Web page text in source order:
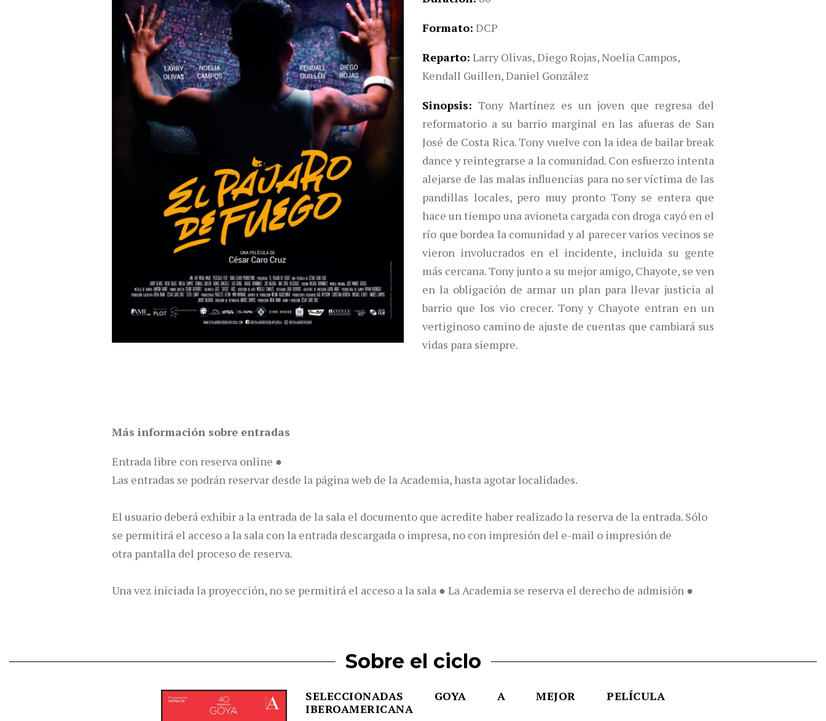
Formato DCP
Reparto Larry Olivas, Diego Rojas, Noelia Campos,
Kendall Guillen, Daniel González
Sinopsis
Tony Martínez es un joven que regresa del
reformatorio a su barrio marginal en las afueras de San
José de Costa Rica. Tony vuelve con la idea de bailar break
dance y reintegrarse a la comunidad. Con esfuerzo intenta
alejarse de las malas influencias para no ser víctima de las
pandillas locales, pero muy pronto Tony se entera que
hace un tiempo una avioneta cargada con droga cayó en el
río que bordea la comunidad y al parecer varios vecinos se
vieron involucrados en el incidente, incluida su gente
más cercana. Tony junto a su mejor amigo, Chayote, se ven
en la obligación de armar un plan para llevar justicia al
barrio que los vio crecer. Tony y Chayote entran en un
vertiginoso camino de ajuste de cuentas que cambiará sus
vidas para siempre.
Más información sobre entradas
Entrada libre con reserva online ●
Las entradas se podrán reservar desde la página web de la Academia, hasta agotar localidades.
El usuario deberá exhibir a la entrada de la sala el documento que acredite haber realizado la reserva de la entrada. Sólo
se permitirá el acceso a la sala con la entrada descargada o impresa, no con impresión del e-mail o impresión de
otra pantalla del proceso de reserva.
Una vez iniciada la proyección, no se permitirá el acceso a la sala ● La Academia se reserva el derecho de admisión ●
Sobre el ciclo
SELECCIONADAS GOYA A MEJOR PELÍCULA
IBEROAMERICANA